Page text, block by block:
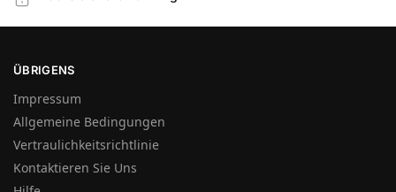
ÜBRIGENS
Impressum
Allgemeine Bedingungen
Vertraulichkeitsrichtlinie
Kontaktieren Sie Uns